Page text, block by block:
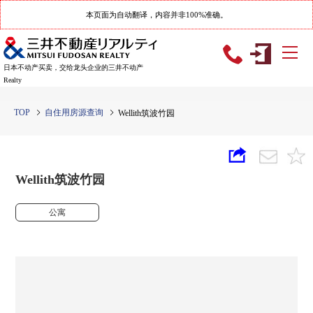
本页面为自动翻译，内容并非100%准确。
日本不动产买卖，交给龙头企业的三井不动产
Realty
TOP 自住用房源查询 Wellith筑波竹园
Wellith筑波竹园
公寓